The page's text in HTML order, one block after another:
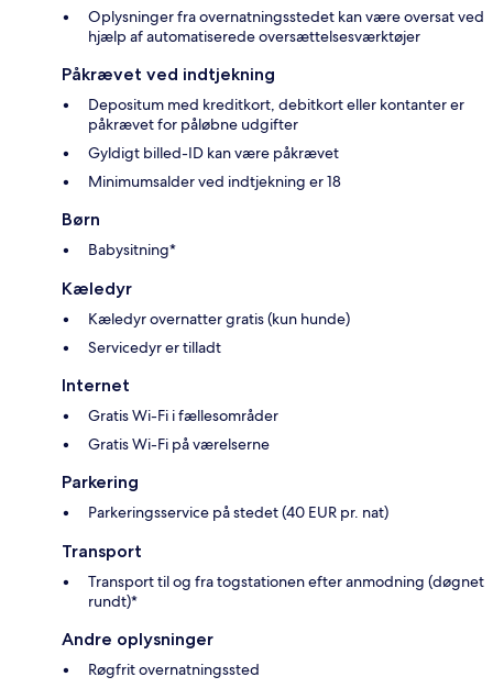
Oplysninger fra overnatningsstedet kan være oversat ved
hjælp af automatiserede oversættelsesværktøjer
Påkrævet ved indtjekning
Depositum med kreditkort, debitkort eller kontanter er
påkrævet for påløbne udgifter
Gyldigt billed-ID kan være påkrævet
Minimumsalder ved indtjekning er 18
Børn
Babysitning*
Kæledyr
Kæledyr overnatter gratis (kun hunde)
Servicedyr er tilladt
Internet
Gratis Wi-Fi i fællesområder
Gratis Wi-Fi på værelserne
Parkering
Parkeringsservice på stedet (40 EUR pr. nat)
Transport
Transport til og fra togstationen efter anmodning (døgnet
rundt)*
Andre oplysninger
Røgfrit overnatningssted